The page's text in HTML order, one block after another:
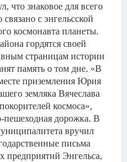
что знаковое для всего
с энгельсской
космонавта планеты.
гордятся своей
страницам истории
память о том дне. «В
приземления Юрия
земляка Вячеслава
космоса»,
пешеходная дорожка. В
вручил
письма
Энгельса,